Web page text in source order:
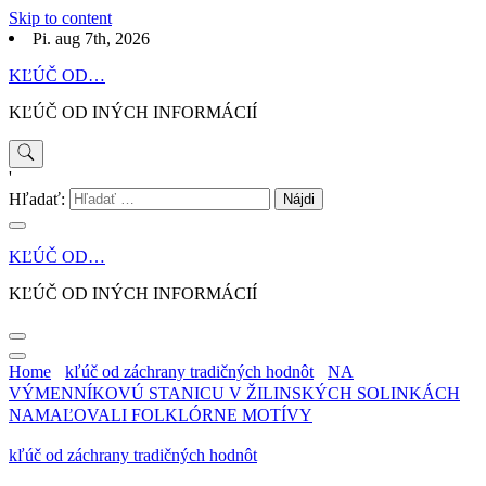
Skip to content
Pi. aug 7th, 2026
KĽÚČ OD…
KĽÚČ OD INÝCH INFORMÁCIÍ
'
Hľadať:
KĽÚČ OD…
KĽÚČ OD INÝCH INFORMÁCIÍ
Home kľúč od záchrany tradičných hodnôt
NA
VÝMENNÍKOVÚ STANICU V ŽILINSKÝCH SOLINKÁCH
NAMAĽOVALI FOLKLÓRNE MOTÍVY
kľúč od záchrany tradičných hodnôt